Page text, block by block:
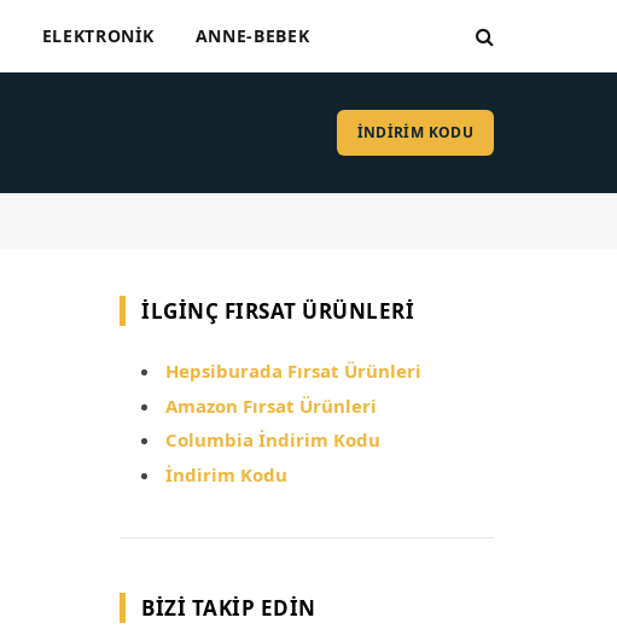
ELEKTRONIK ANNE-BEBEK
İNDİRİM KODU
İLGINÇ FIRSAT ÜRÜNLERI
Hepsiburada Fırsat Ürünleri
Amazon Fırsat Ürünleri
Columbia İndirim Kodu
İndirim Kodu
BIZI TAKIP EDIN